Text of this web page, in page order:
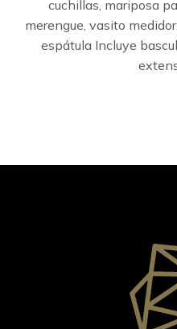
cuchillas, mariposa
merengue, vasito
espátula Incluye